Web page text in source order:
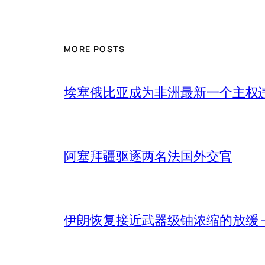
MORE POSTS
埃塞俄比亚成为非洲最新一个主权
阿塞拜疆驱逐两名法国外交官
伊朗恢复接近武器级铀浓缩的放缓